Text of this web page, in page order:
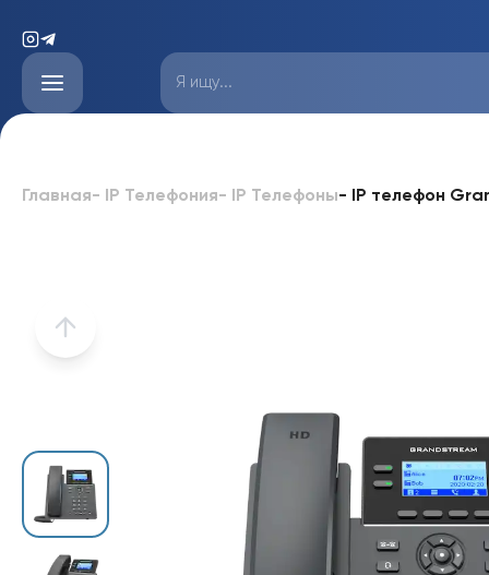
Главная- IP Телефония- IP Телефоны- IP телефон